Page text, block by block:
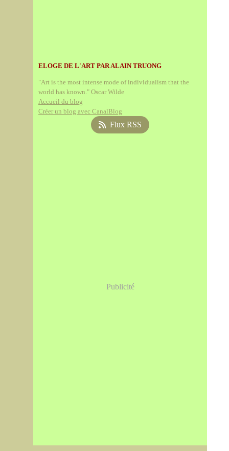
ELOGE DE L'ART PAR ALAIN TRUONG
"Art is the most intense mode of individualism that the
world has known." Oscar Wilde
Accueil du blog
Créer un blog avec CanalBlog
Flux RSS
Publicité